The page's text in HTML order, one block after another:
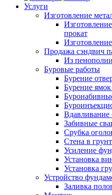
Услуги
Изготовление
прокат
Продажа сэндвич
Из
Буровые работы
Бурение
Бурение
Вдавливание
Забивные
Срубка
Стена в
Усиление
Установка
Установка
Устройство
Заливка